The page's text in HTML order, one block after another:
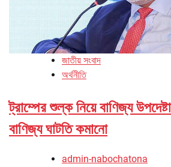
জাতীয় সংবাদ
অর্থনীতি
ট্রাম্পের শুল্ক নিয়ে বাণিজ্য
বাণিজ্য ঘাটতি কমানো
admin-nabochatona